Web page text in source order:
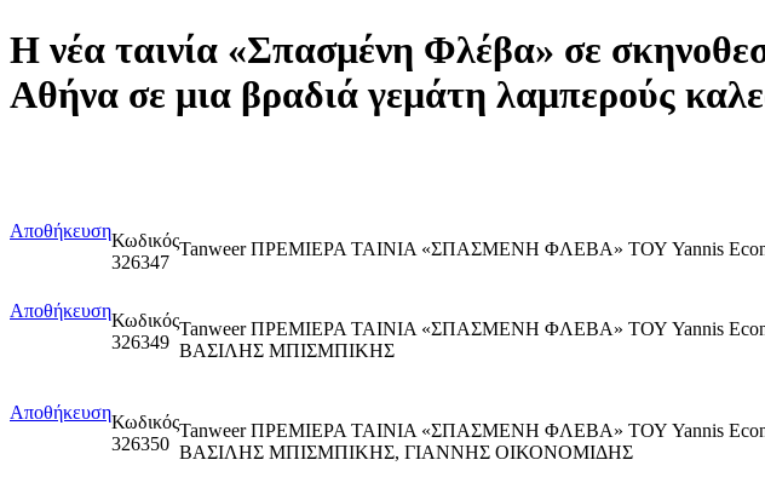
Η νέα ταινία «Σπασμένη Φλέβα» σε
Αθήνα σε μια βραδιά γεμάτη λαμπερούς
ΑποθήκευσηΚωδικός
326347
Tanweer ΠΡΕΜΙΕΡΑ ΤΑΙΝΙΑ «ΣΠΑΣΜΕΝΗ ΦΛΕΒΑ» ΤΟΥ Yannis
ΑποθήκευσηΚωδικός
326349
Tanweer ΠΡΕΜΙΕΡΑ ΤΑΙΝΙΑ «ΣΠΑΣΜΕΝΗ ΦΛΕΒΑ» ΤΟΥ Yannis
ΒΑΣΙΛΗΣ ΜΠΙΣΜΠΙΚΗΣ
ΑποθήκευσηΚωδικός
326350
Tanweer ΠΡΕΜΙΕΡΑ ΤΑΙΝΙΑ «ΣΠΑΣΜΕΝΗ ΦΛΕΒΑ» ΤΟΥ Yannis
ΒΑΣΙΛΗΣ ΜΠΙΣΜΠΙΚΗΣ, ΓΙΑΝΝΗΣ ΟΙΚΟΝΟΜΙΔΗΣ